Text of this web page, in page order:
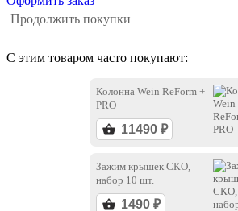
Продолжить покупки
С этим товаром часто покупают:
Колонна Wein ReForm +
PRO
Зажим крышек СКО,
набор 10 шт.